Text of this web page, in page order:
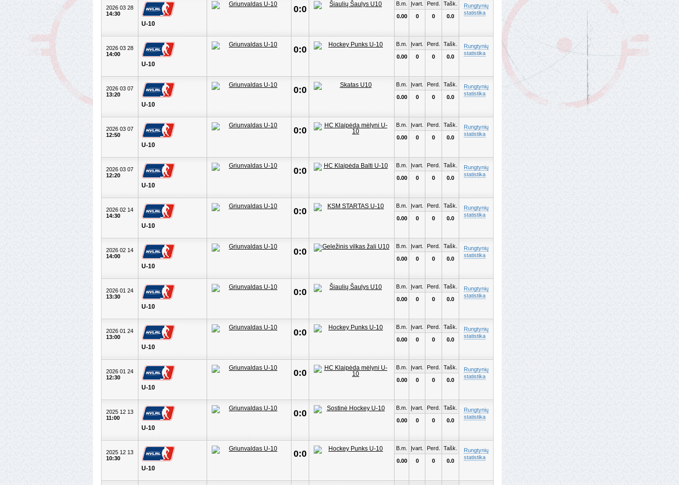
2026 03 28
14:30
U-10
0:0
B.m.
0.00
Įvart.
0
Perd.
0
Tašk.
0.0
Rungtynių
statistika
2026 03 28
14:00
U-10
0:0
B.m.
0.00
Įvart.
0
Perd.
0
Tašk.
0.0
Rungtynių
statistika
2026 03 07
13:20
U-10
0:0
B.m.
0.00
Įvart.
0
Perd.
0
Tašk.
0.0
Rungtynių
statistika
2026 03 07
12:50
U-10
0:0
B.m.
0.00
Įvart.
0
Perd.
0
Tašk.
0.0
Rungtynių
statistika
2026 03 07
12:20
U-10
0:0
B.m.
0.00
Įvart.
0
Perd.
0
Tašk.
0.0
Rungtynių
statistika
2026 02 14
14:30
U-10
0:0
B.m.
0.00
Įvart.
0
Perd.
0
Tašk.
0.0
Rungtynių
statistika
2026 02 14
14:00
U-10
0:0
B.m.
0.00
Įvart.
0
Perd.
0
Tašk.
0.0
Rungtynių
statistika
2026 01 24
13:30
U-10
0:0
B.m.
0.00
Įvart.
0
Perd.
0
Tašk.
0.0
Rungtynių
statistika
2026 01 24
13:00
U-10
0:0
B.m.
0.00
Įvart.
0
Perd.
0
Tašk.
0.0
Rungtynių
statistika
2026 01 24
12:30
U-10
0:0
B.m.
0.00
Įvart.
0
Perd.
0
Tašk.
0.0
Rungtynių
statistika
2025 12 13
11:00
U-10
0:0
B.m.
0.00
Įvart.
0
Perd.
0
Tašk.
0.0
Rungtynių
statistika
2025 12 13
10:30
U-10
0:0
B.m.
0.00
Įvart.
0
Perd.
0
Tašk.
0.0
Rungtynių
statistika